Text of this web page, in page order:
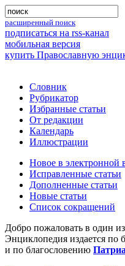
расширенный поиск
подписаться на rss-канал
мобильная версия
купить Православную
Словник
Рубрикатор
Избранные статьи
От редакции
Календарь
Иллюстрации
Новое в электронной
Исправленные статьи
Дополненные статьи
Новые статьи
Список сокращений
Добро пожаловать в один
Энциклопедия издается по
и по благословению